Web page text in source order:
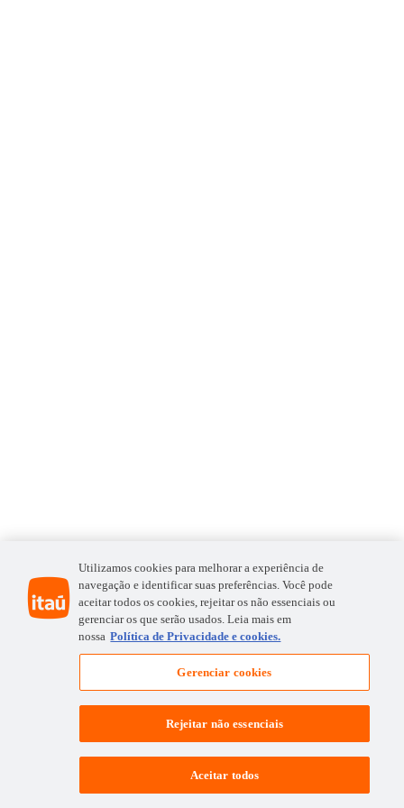
Utilizamos cookies para melhorar a experiência de
navegação e identificar suas preferências. Você pode
aceitar todos os cookies, rejeitar os não essenciais ou
gerenciar os que serão usados. Leia mais em
nossa Política de Privacidade e cookies.
Gerenciar cookies
Rejeitar não essenciais
Aceitar todos